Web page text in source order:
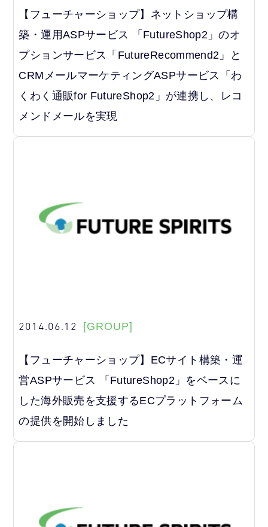
【フューチャーショップ】ネットショップ構
築・運用ASPサービス 「FutureShop2」のオ
プションサービス「FutureRecommend2」と
CRMメールマーケティングASPサービス「わ
くわく通販for FutureShop2」が連携し、レコ
メンドメールを実現
2014.06.12 [GROUP]
【フューチャーショップ】ECサイト構築・運
営ASPサービス 「FutureShop2」をベースに
した海外販売を支援するECプラットフォーム
の提供を開始しました